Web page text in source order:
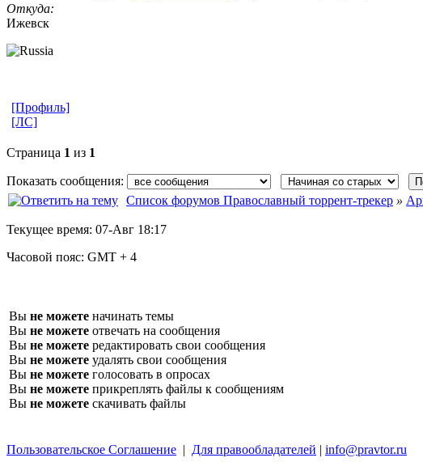
Откуда:
Ижевск
[Профиль]
[ЛС]
Страница 1 из 1
Показать сообщения:
Список форумов Православный торрент-трекер »
Текущее время: 07-Авг 18:17
Часовой пояс: GMT + 4
Вы не можете начинать темы
Вы не можете отвечать на сообщения
Вы не можете редактировать свои сообщения
Вы не можете удалять свои сообщения
Вы не можете голосовать в опросах
Вы не можете прикреплять файлы к сообщениям
Вы не можете скачивать файлы
Пользовательское Соглашение | Для правообладателей | info@pravtor.ru